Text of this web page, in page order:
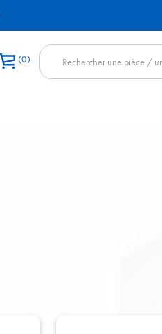
0 Recherche
de
produits